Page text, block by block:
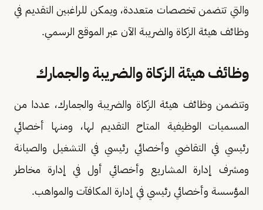
والتي تتضمن تخصصات متعددة، ويمكن للراغبين التقديم في
وظائف هيئة الزكاة والضريبة الآن عبر الموقع الرسمي.
وظائف هيئة الزكاة والضريبة والجمارك
وتتضمن وظائف هيئة الزكاة والضريبة والجمارك، عددا من
المسميات الوظيفية المتاح التقديم لها، ومنها أخصائي
رئيسي في التقاضي وأخصائي رئيسي في التشغيل والصيانة
ومشرف إدارة المشاريع وأخصائي أول في إدارة مخاطر
المؤسسة وأخصائي رئيسي في إدارة المكافآت والمواهب.